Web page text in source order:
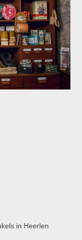
in Heerlen